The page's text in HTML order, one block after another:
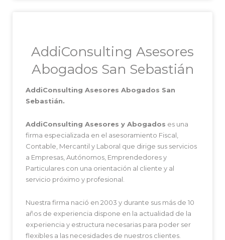
AddiConsulting Asesores
Abogados San Sebastián
AddiConsulting Asesores Abogados San
Sebastián.
AddiConsulting Asesores y Abogados es una
firma especializada en el asesoramiento Fiscal,
Contable, Mercantil y Laboral que dirige sus servicios
a Empresas, Autónomos, Emprendedores y
Particulares con una orientación al cliente y al
servicio próximo y profesional.
Nuestra firma nació en 2003 y durante sus más de 10
años de experiencia dispone en la actualidad de la
experiencia y estructura necesarias para poder ser
flexibles a las necesidades de nuestros clientes.